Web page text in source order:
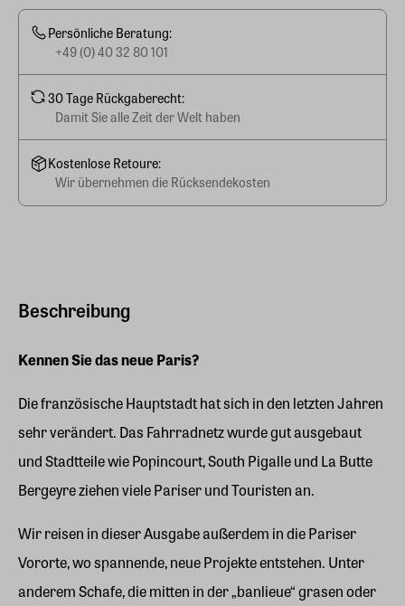
Beschreibung
Kennen Sie das neue Paris?
Die französische Hauptstadt hat sich in den letzten Jahren
sehr verändert. Das Fahrradnetz wurde gut ausgebaut
und Stadtteile wie Popincourt, South Pigalle und La Butte
Bergeyre ziehen viele Pariser und Touristen an.
Wir reisen in dieser Ausgabe außerdem in die Pariser
Vororte, wo spannende, neue Projekte entstehen. Unter
anderem Schafe, die mitten in der „banlieue“ grasen oder
Persönliche Beratung:
+49 (0) 40 32 80 101
30 Tage Rückgaberecht:
Damit Sie alle Zeit der Welt haben
Kostenlose Retoure:
Wir übernehmen die Rücksendekosten